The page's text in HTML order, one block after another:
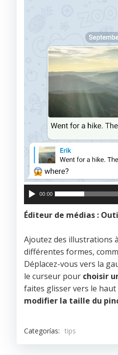
00:00
Éditeur de médias :
Ajoutez des illustrations
différentes formes,
Déplacez-vous vers la
le curseur pour choisir
faites glisser vers le
modifier la taille du
Categorías: tips